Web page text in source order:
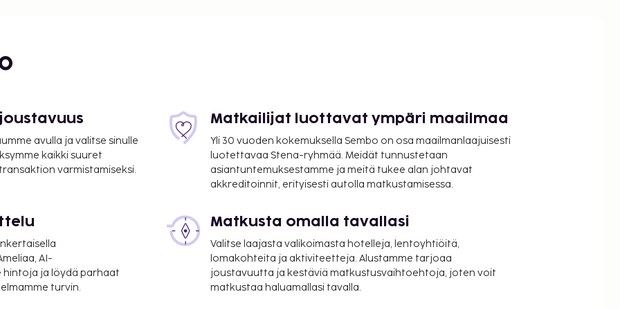
mi
106,9 mi
191,1 km / 118,7 mi
vuorokauden). Jos
avulla ja valitse sinulle
kaikki suuret
varmistamiseksi.
Matkailijat luottavat ympäri maailmaa
Yli 30 vuoden kokemuksella Sembo on osa maailmanlaajuisesti
luotettavaa Stena-ryhmää. Meidät tunnustetaan
asiantuntemuksestamme ja meitä tukee alan johtavat
akkreditoinnit, erityisesti autolla matkustamisessa.
AI-
ja löydä parhaat
turvin.
Matkusta omalla tavallasi
Valitse laajasta valikoimasta hotelleja, lentoyhtiöitä,
lomakohteita ja aktiviteetteja. Alustamme tarjoaa
joustavuutta ja kestäviä matkustusvaihtoehtoja, joten voit
matkustaa haluamallasi tavalla.